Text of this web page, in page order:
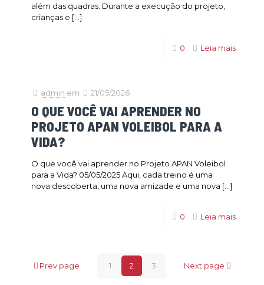
além das quadras. Durante a execução do projeto,
crianças e […]
0 Leia mais
admin em 21/05/2026
O QUE VOCÊ VAI APRENDER NO
PROJETO APAN VOLEIBOL PARA A
VIDA?
O que você vai aprender no Projeto APAN Voleibol
para a Vida? 05/05/2025 Aqui, cada treino é uma
nova descoberta, uma nova amizade e uma nova […]
0 Leia mais
Prev page 1 2 3 Next page